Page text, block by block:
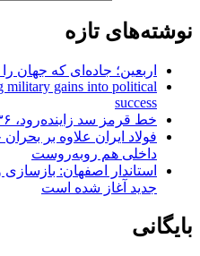
نوشته‌های تازه
اربعین؛ جاده‌ای که جهان
military gains into political
success
خط قرمز سد زاینده‌رود، ۲۳۶ میلیون مترمکعب است
فولاد ایران علاوه بر
داخلی هم روبه‌روست
استاندار اصفهان:
جدید آغاز شده است
بایگانی